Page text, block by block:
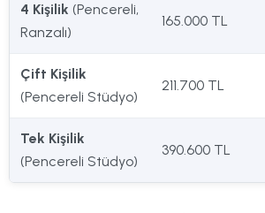
4 Kişilik (Pencereli,
Ranzalı)
165.000 TL
Çift Kişilik
(Pencereli Stüdyo)
211.700 TL
Tek Kişilik
(Pencereli Stüdyo)
390.600 TL